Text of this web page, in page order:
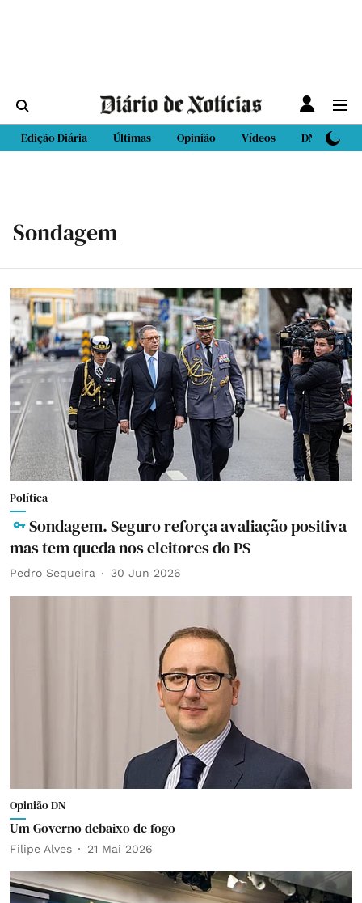
Edição Diária Últimas Opinião Vídeos DN Sport
Sondagem
Política
Sondagem. Seguro reforça avaliação positiva
mas tem queda nos eleitores do PS
Pedro Sequeira 30 Jun 2026
Opinião DN
Um Governo debaixo de fogo
Filipe Alves 21 Mai 2026